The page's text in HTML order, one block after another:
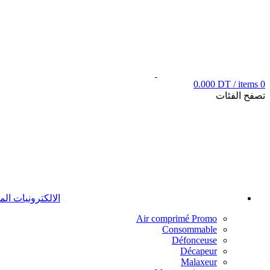
0
items
/
0.000 DT
تصفح الفئات
الالكترونيات
Air comprimé Promo
Consommable
Défonceuse
Décapeur
Malaxeur